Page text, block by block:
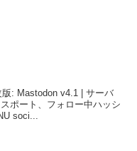
: Mastodon v4.1 | サーバ
ポート、フォロー中ハッシ
soci...